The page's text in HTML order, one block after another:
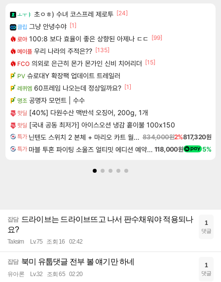
ㅗㅜㅑ 초ㅇㅎ) 수녀 코스프레 제로투 [24]
클립 그냥 안녕수야 [1]
로아 100:8 보다 효율이 좋은 상향된 아제나 ㄷㄷ [99]
메이플 우리 나라의 주적은?? [135]
FCO 의외로 은근히 몬가 몬가인 신비 치어리더 [15]
PV 슈로대Y 확장팩 업데이트 트레일러
레퀴엠 60프레임 나오는데 정상일까요? [1]
명조 공명자 모먼트 | 수수
핫딜 [40%] 다원수산 맥반석 오징어, 200g, 1개
핫딜 [국내 공동 최저가] 아이스오션 냉감 홑이불 100x150
특가 닌텐도 스위치 2 본체 + 마리오 카트 월드 + 포켓몬 포코피아 번들 834,000원2%817,320원
특가 마블 투혼 파이팅 소울즈 얼티밋 에디션 예약구매 MARVEL Tokon Fighting Souls Ultimate Edition Pre-Purchase 118,000원 5%
잡담 드라이브는 드라이브뜨고 나서 판수채워야 적용되나
요?
Taksim Lv.75 조회 16 02:42
1
댓글
잡담 북미 유툽댓글 전부 볼 얘기만 하네
유아론 Lv.32 조회 65 02:20
1
댓글